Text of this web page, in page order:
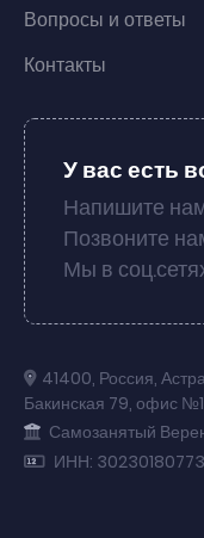
Вопросы и ответы
Контакты
У вас есть
Напишите
Позвоните
Мы в
41400, Россия,
Бакинская 79, офис
Самозанятый
ИНН: